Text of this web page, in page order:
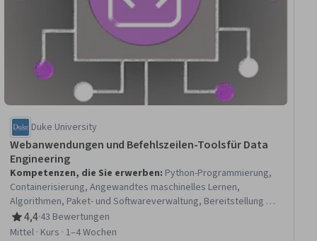
Duke University
Webanwendungen und Befehlszeilen-Tools für Data
Engineering
Kompetenzen, die Sie erwerben: Python-Programmierung,
Containerisierung, Angewandtes maschinelles Lernen,
Algorithmen, Paket- und Softwareverwaltung, Bereitstellung von
Anwendungen, Befehlszeilenschnittstelle, Test-
Automatisierung, Installation der Software, Jupyter,
4,4
Bewertung, 4,4 von 5 Sternen
·43 Bewertungen
Mittel · Kurs · 1–4 Wochen